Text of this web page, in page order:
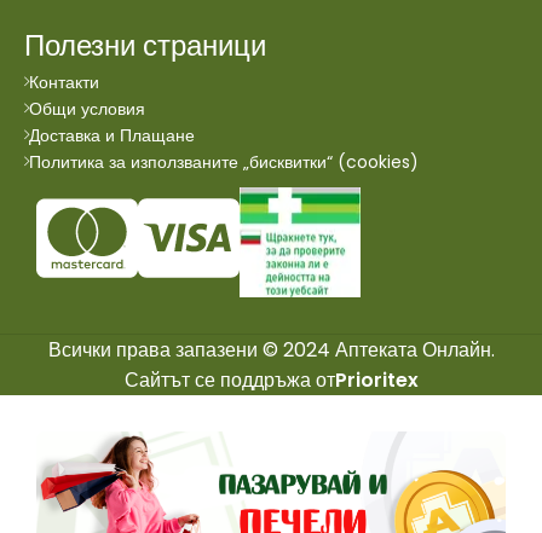
Полезни страници
Контакти
Общи условия
Доставка и Плащане
Политика за използваните „бисквитки“ (cookies)
Всички права запазени © 2024 Аптеката Онлайн.
Сайтът се поддръжа отPrioritex